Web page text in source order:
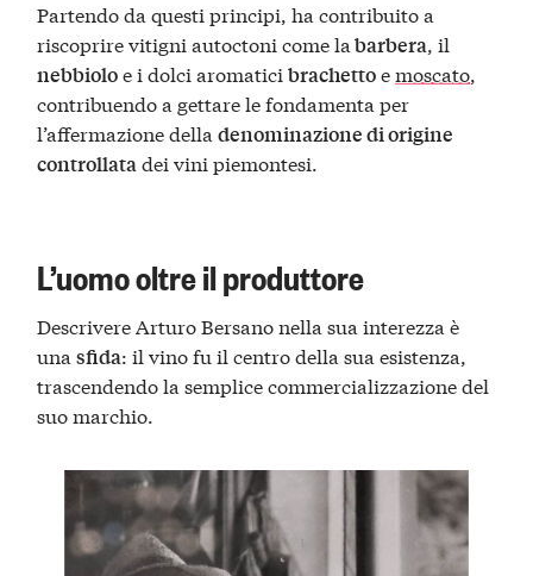
Partendo da questi principi, ha contribuito a
riscoprire vitigni autoctoni come la barbera, il
nebbioloe i dolci aromaticibrachettoemoscato,
contribuendo a gettare le fondamenta per
l’affermazione delladenominazione di origine
controllatadei vini piemontesi.
L’uomo oltre il produttore
Descrivere Arturo Bersano nella sua interezza è
unasfida: il vino fu il centro della sua esistenza,
trascendendo la semplice commercializzazione del
suo marchio.